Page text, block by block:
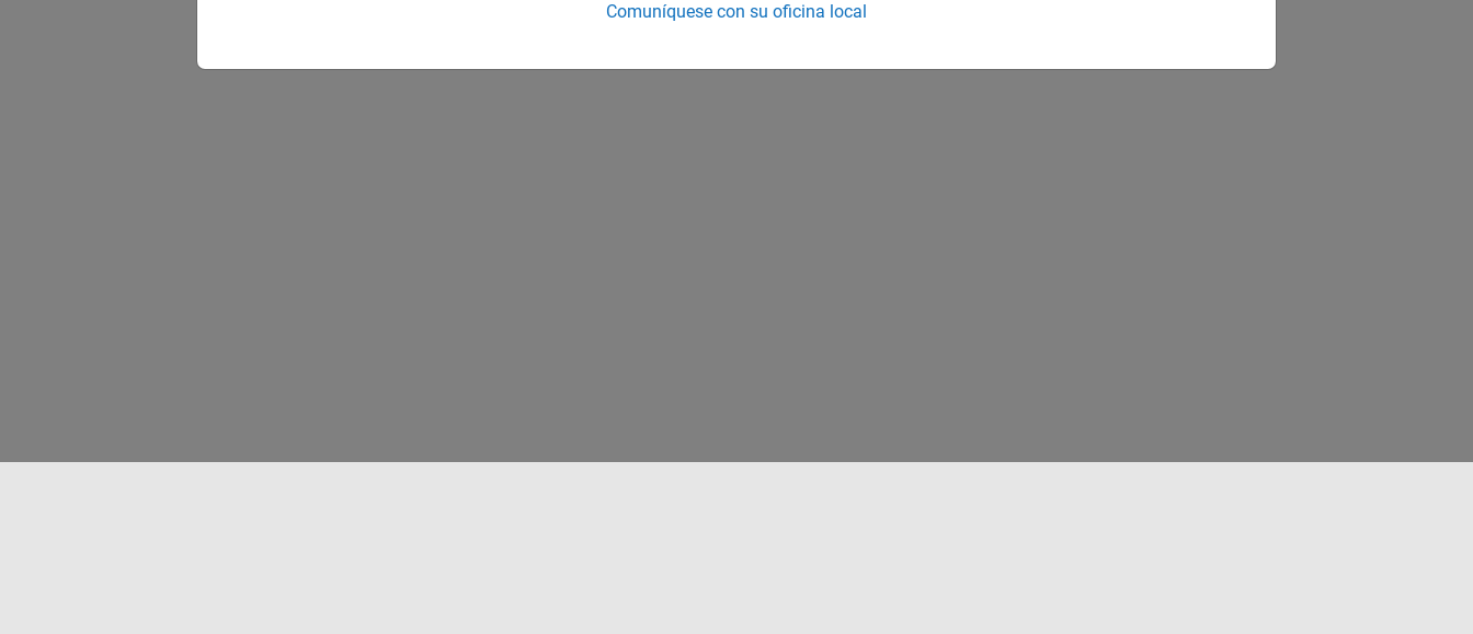
Comuníquese con su oficina local